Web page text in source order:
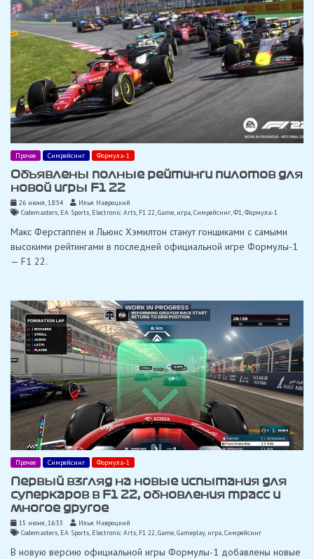
Прочее Симрейсинг Формула-1
Объявлены полные рейтинги пилотов для
новой игры F1 22
26 июня, 18:54
Илья Навроцкий
Codemasters, EA Sports, Electronic Arts, F1 22,Game, игра,Симрейсинг,Ф1,Формула-1
Макс Ферстаппен и Льюис Хэмилтон станут гонщиками с самыми
высокими рейтингами в последней официальной игре Формулы-1
— F1 22.
Прочее Симрейсинг Формула-1
Первый взгляд на новые испытания для
суперкаров в F1 22, обновления трасс и
многое другое
15 июня, 16:33
Илья Навроцкий
Codemasters, EA Sports, Electronic Arts, F1 22,Game,Gameplay, игра,Симрейсинг
В новую версию официальной игры Формулы-1 добавлены новые